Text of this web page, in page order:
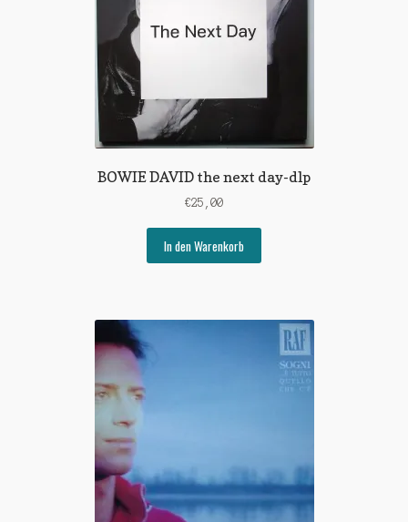
BOWIE DAVID the next day-dlp
€25,00
In den Warenkorb